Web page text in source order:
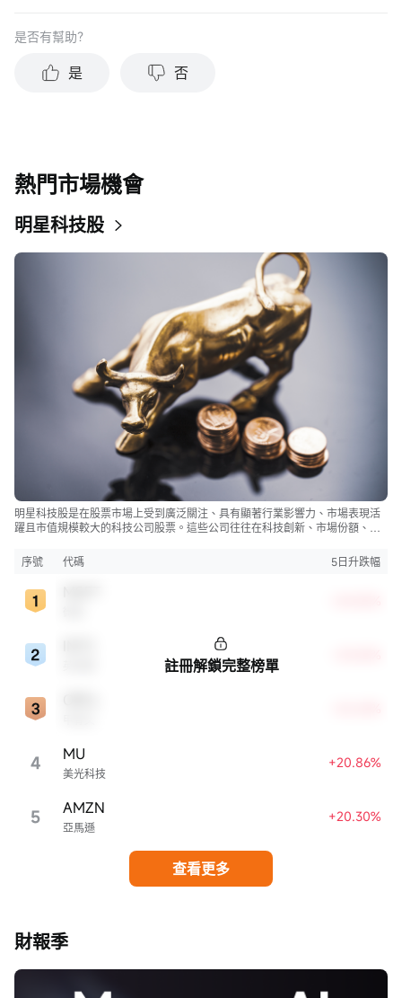
結果。投資涉及風險和損失本金的可能性。moomoo對上述內
任何陳述或保證。
是否有幫助？
是 否
熱門市場機會
明星科技股
明星科技股是在股票市場上受到廣泛關注、具有顯著行業影響力、市場表現活
躍且市值規模較大的科技公司股票。這些公司往往在科技創新、市場份額、品
市，特別是科技行業板塊乃至全球經濟具有顯著影響。
序號 代碼 5日升跌幅
4 美光科技
MU +20.86%
5 亞馬遜
AMZN +20.30%
註冊解鎖完整榜單
查看更多
財報季